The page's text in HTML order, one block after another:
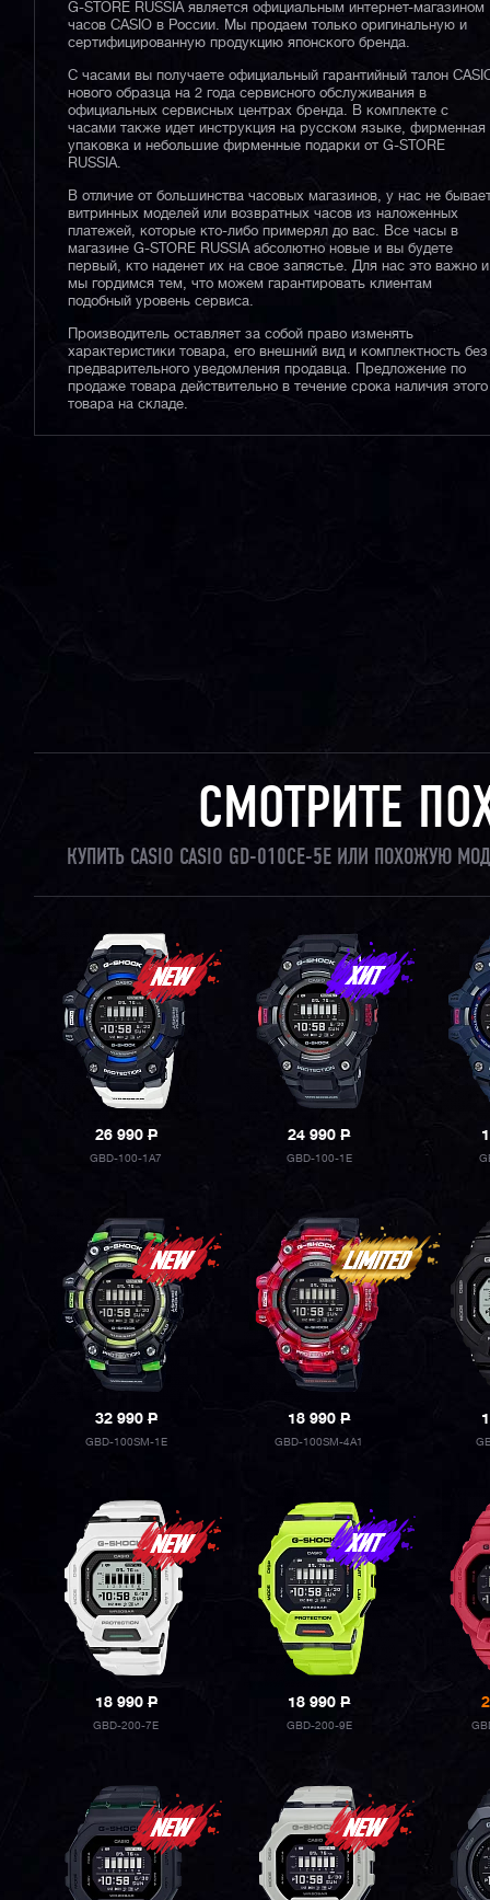
G-STORE RUSSIA является официальным интернет-магазином
часов CASIO в России. Мы продаем только оригинальную и
сертифицированную продукцию японского бренда.
С часами вы получаете официальный гарантийный талон
нового образца на 2 года сервисного обслуживания в
официальных сервисных центрах бренда. В комплекте с
часами также идет инструкция на русском языке, фирменная
упаковка и небольшие фирменные подарки от G-STORE
RUSSIA.
В отличие от большинства часовых магазинов, у нас не
витринных моделей или возвратных часов из наложенных
платежей, которые кто-либо примерял до вас. Все часы в
магазине G-STORE RUSSIA абсолютно новые и вы будете
первый, кто наденет их на свое запястье. Для нас это важно и
мы гордимся тем, что можем гарантировать клиентам
подобный уровень сервиса.
Производитель оставляет за собой право изменять
характеристики товара, его внешний вид и комплектность без
предварительного уведомления продавца. Предложение по
продаже товара действительно в течение срока наличия этого
товара на складе.
СМОТРИТЕ
КУПИТЬ CASIO CASIO GD-010CE-5E ИЛИ ПОХОЖУЮ
26 990P
GBD-100-1A7
24 990P
GBD-100-1E
32 990P
GBD-100SM-1E
18 990P
GBD-100SM-4A1
18 990P
GBD-200-7E
18 990P
GBD-200-9E